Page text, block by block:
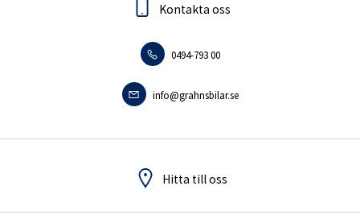
Kontakta oss
0494-793 00
info@grahnsbilar.se
Hitta till oss
Kontakta oss
0140-18095
info.tranas@grahnsbilar.se
Hitta till oss